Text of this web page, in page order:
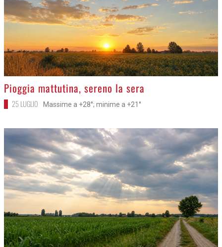
>
Pioggia mattutina, sereno la sera
25 LUGLIO Massime a +28°; minime a +21°